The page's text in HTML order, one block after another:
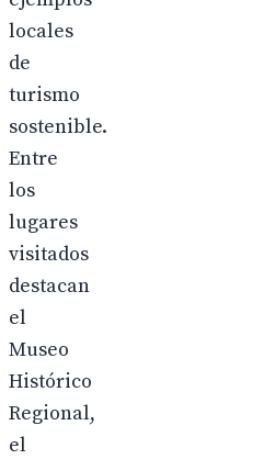
locales
de
turismo
sostenible.
Entre
los
lugares
visitados
destacan
el
Museo
Histórico
Regional,
el